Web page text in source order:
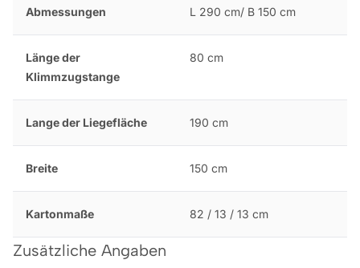
Abmessungen L 290 cm/ B 150 cm
Länge der
Klimmzugstange
80 cm
Lange der Liegefläche 190 cm
Breite 150 cm
Kartonmaße 82 / 13 / 13 cm
Zusätzliche Angaben